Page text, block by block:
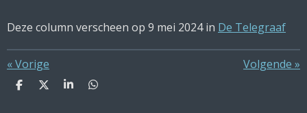
Deze column verscheen op 9 mei 2024 in De Telegraaf
«Vorige Volgende »
D
D
S
D